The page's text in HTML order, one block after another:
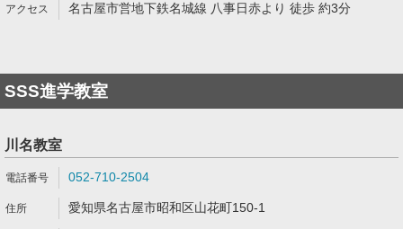
名古屋市営地下鉄名城線 八事日赤より 徒歩 約3分
SSS進学教室
川名教室
052-710-2504
愛知県名古屋市昭和区山花町150-1